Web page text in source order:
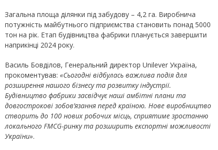
Загальна площа ділянки під забудову – 4,2 га. Виробнича
потужність майбутнього підприємства становить понад 5000
тон на рік. Етап будівництва фабрики планується завершити
наприкінці 2024 року.
Василь Бовділов, Генеральний директор Unilever Україна,
прокоментував: «Сьогодні відбулась важлива подія для
розширення нашого бізнесу та розвитку індустрії.
Будівництво фабрики засвідчує наші амбітні плани та
довгострокові зобов’язання перед країною. Нове виробництво
створить до 100 нових робочих місць, сприятиме зростанню
локального FMCG-ринку та розширить експортні можливості
України».